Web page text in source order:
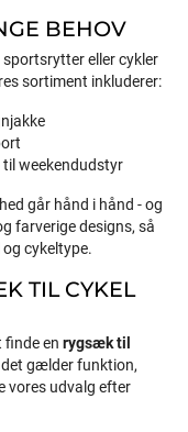
BEHOV
sportsrytter eller cykler
sortiment inkluderer:
weekendudstyr
går hånd i hånd - og
farverige designs, så
cykeltype.
TIL CYKEL
finde enrygsæk til
det gælder funktion,
vores udvalg efter